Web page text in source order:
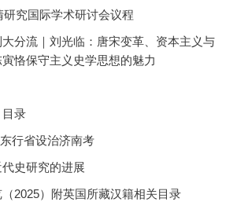
研究国际学术研讨会议程
分流｜刘光临：唐宋变革、资本主义与
恪保守主义史学思想的魅力
目录
行省设治济南考
史研究的进展
2025）附英国所藏汉籍相关目录